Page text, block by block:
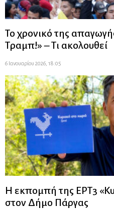
Το χρονικό της
Τραμπ!» – Τι ακολουθεί
6 Ιανουαρίου 2026, 18:05
Η εκπομπή της ΕΡΤ3
στον Δήμο Πάργας